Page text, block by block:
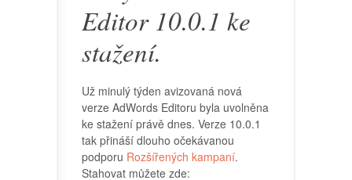
Editor 10.0.1 ke
stažení.
Už minulý týden avizovaná nová
verze AdWords Editoru byla uvolněna
ke stažení právě dnes. Verze 10.0.1
tak přináší dlouho očekávanou
podporu Rozšířených kampaní.
Stahovat můžete zde: